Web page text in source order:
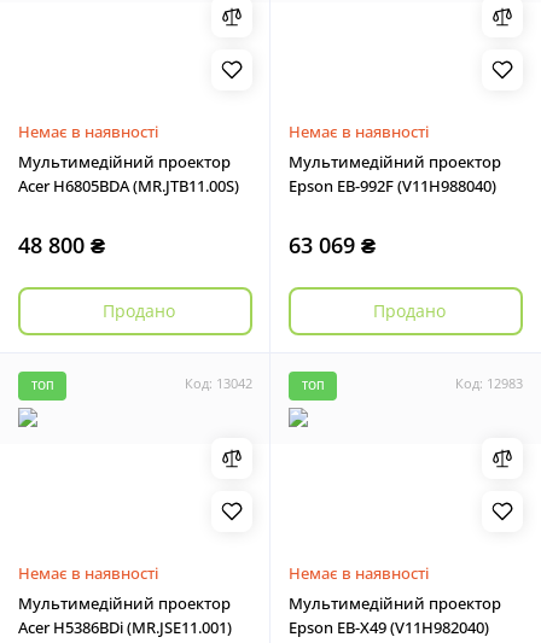
Немає в наявності
Мультимедійний проектор
Acer H6805BDA (MR.JTB11.00S)
48 800 ₴
Продано
Немає в наявності
Мультимедійний проектор
Epson EB-992F (V11H988040)
63 069 ₴
Продано
Код: 13042
ТОП
Немає в наявності
Мультимедійний проектор
Acer H5386BDi (MR.JSE11.001)
Код: 12983
ТОП
Немає в наявності
Мультимедійний проектор
Epson EB-X49 (V11H982040)